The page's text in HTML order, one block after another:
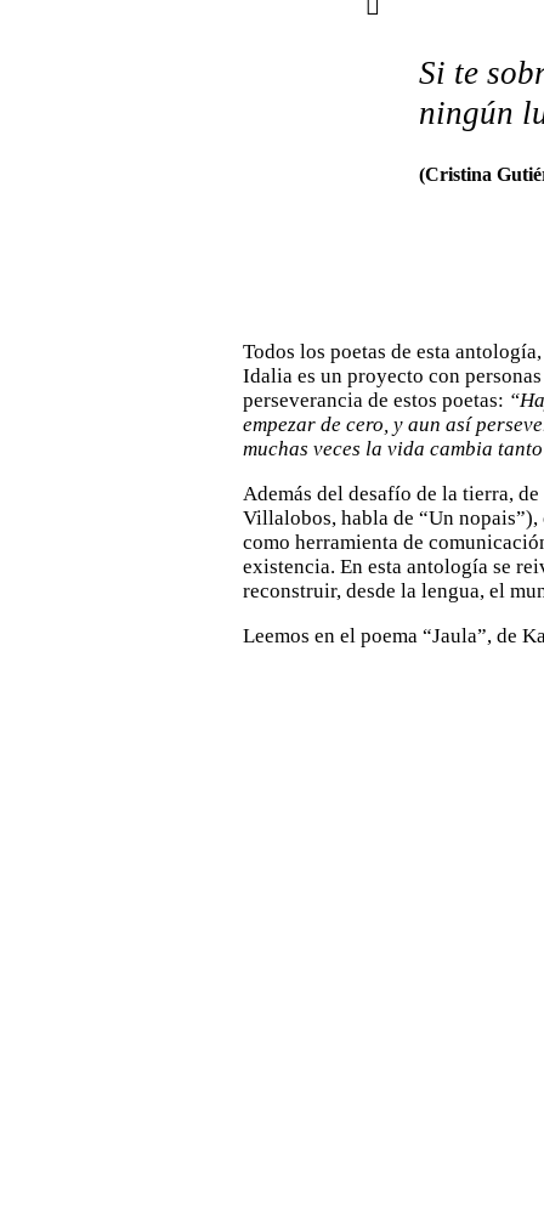
Si te
ningún
(Cristina
Todos los poetas de esta
Idalia es un proyecto con
perseverancia de estos poetas:
empezar de cero, y aun así
muchas veces la vida cambia
Además del desafío de la tierra,
Villalobos, habla de “Un
como herramienta de
existencia. En esta antología se
reconstruir, desde la lengua, el
Leemos en el poema “Jaula”, de